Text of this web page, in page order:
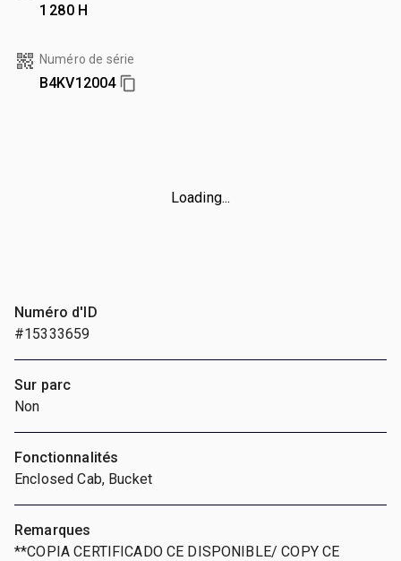
1 280 H
Numéro de série
B4KV12004
Loading...
Numéro d'ID
#15333659
Sur parc
Non
Fonctionnalités
Enclosed Cab, Bucket
Remarques
**COPIA CERTIFICADO CE DISPONIBLE/ COPY CE